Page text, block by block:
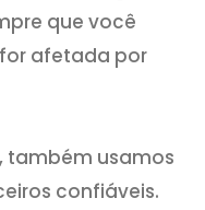
que você
afetada por
também usamos
confiáveis.